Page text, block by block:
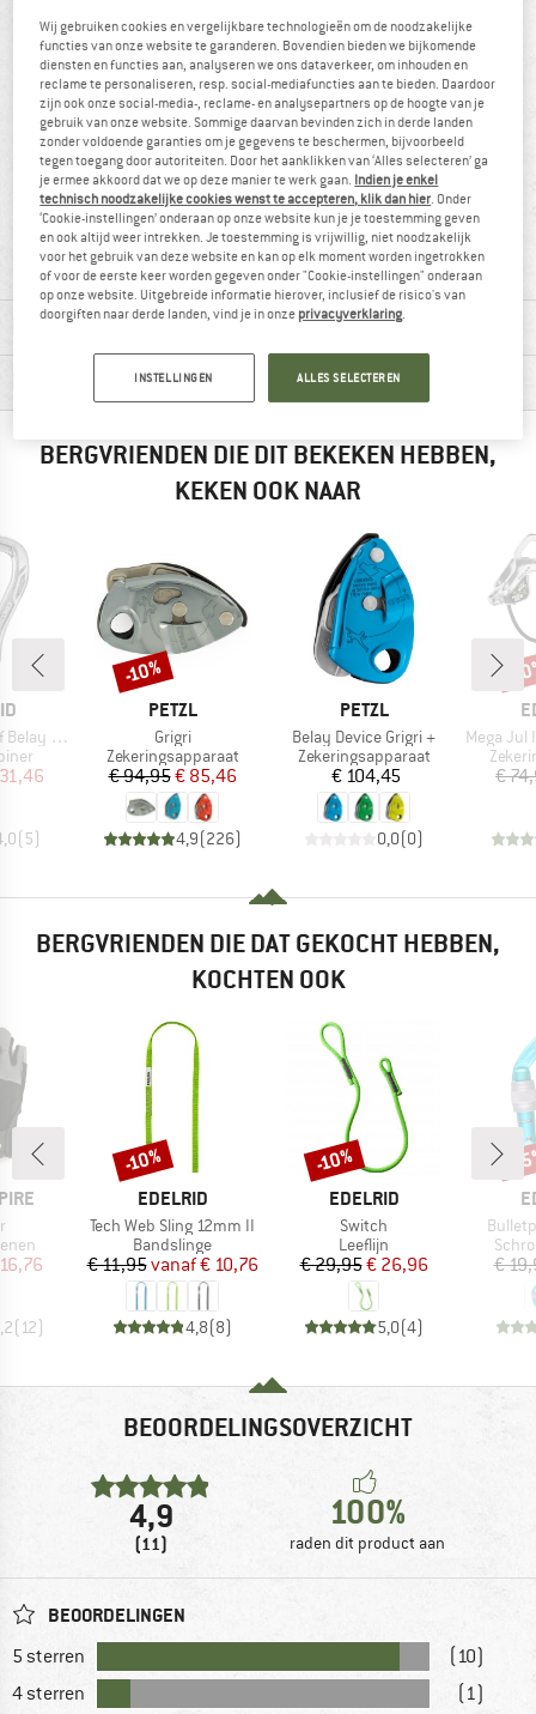
100% raadt het aan 84 g
MATERIAALGEGEVENS & KENMERKEN
PRODUCTBESCHRIJVING
BERGVRIENDEN DIE DIT BEKEKEN HEBBEN,
KEKEN OOK NAAR
FG Eco
prijs
( 5)
MERK
PETZL
Artikel
Grigri
Productgroep
Zekeringsapparaat
Prijs
€ 94,95Verlaagde prijs
€ 85,46
4,9(226)
Korting
-10%
MERK
PETZL
Artikel
Belay Device Grigri +
Productgroep
Zekeringsapparaat
Prijs
€ 104,45
0,0(0)
Artikel
Mega Jul II
€
-
BERGVRIENDEN DIE DAT GEKOCHT HEBBEN,
KOCHTEN OOK
prijs
(12)
MERK
EDELRID
Artikel
Tech Web Sling 12mm II
Productgroep
Bandslinge
Prijs
€ 11,95 Verlaagde prijs
vanaf€ 10,76
4,8(8)
Korting
-10%
MERK
EDELRID
Artikel
Switch
Productgroep
Leeflijn
Prijs
€ 29,95Verlaagde prijs
€ 26,96
5,0(4)
Korting
-10%
Artikel
€
-
BEOORDELINGSOVERZICHT
4,9
(11)
100%
raden dit product aan
BEOORDELINGEN
5 sterren
(10)
4 sterren
(1)
Wij gebruiken cookies en vergelijkbare technologieën om de noodzakelijke
functies van onze website te garanderen. Bovendien bieden we bijkomende
diensten en functies aan, analyseren we ons dataverkeer, om inhouden en
reclame te personaliseren, resp. social-mediafuncties aan te bieden. Daardoor
zijn ook onze social-media-, reclame- en analysepartners op de hoogte van je
gebruik van onze website. Sommige daarvan bevinden zich in derde landen
zonder voldoende garanties om je gegevens te beschermen, bijvoorbeeld
tegen toegang door autoriteiten. Door het aanklikken van ‘Alles selecteren’ ga
je ermee akkoord dat we op deze manier te werk gaan. Indien je enkel
technisch noodzakelijke cookies wenst te accepteren, klik dan hier . Onder
‘Cookie-instellingen’ onderaan op onze website kun je je toestemming geven
en ook altijd weer intrekken. Je toestemming is vrijwillig, niet noodzakelijk
voor het gebruik van deze website en kan op elk moment worden ingetrokken
of voor de eerste keer worden gegeven onder "Cookie-instellingen" onderaan
op onze website. Uitgebreide informatie hierover, inclusief de risico's van
doorgiften naar derde landen, vind je in onze privacyverklaring
INSTELLINGEN ALLES SELECTEREN